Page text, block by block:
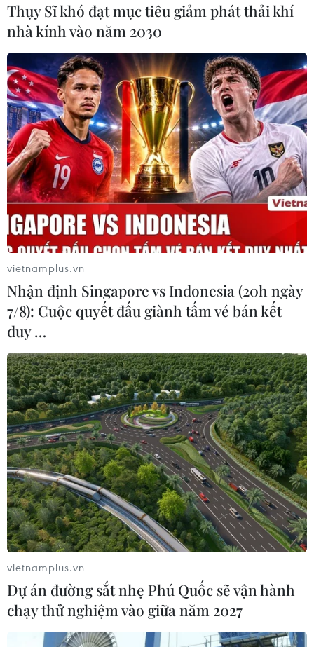
Thụy Sĩ khó đạt mục tiêu giảm phát thải khí
nhà kính vào năm 2030
vietnamplus.vn
Nhận định Singapore vs Indonesia (20h ngày
7/8): Cuộc quyết đấu giành tấm vé bán kết
duy …
vietnamplus.vn
Dự án đường sắt nhẹ Phú Quốc sẽ vận hành
chạy thử nghiệm vào giữa năm 2027